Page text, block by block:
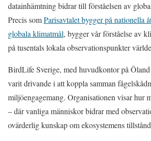
datainhämtning bidrar till förståelsen av
Precis somParisavtalet bygger på nationella
globala klimatmål, bygger vår förståelse av
på tusentals lokala observationspunkter
BirdLife Sverige, med huvudkontor på
varit drivande i att koppla samman
miljöengagemang. Organisationen visar hur
– där vanliga människor bidrar med
ovärderlig kunskap om ekosystemens